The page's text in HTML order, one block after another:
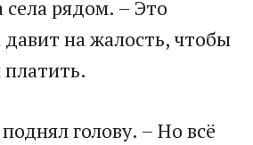
рядом. – Это
на жалость, чтобы
голову. – Но всё